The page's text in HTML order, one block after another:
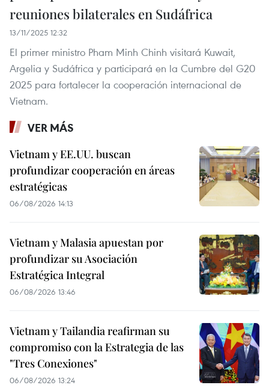
reuniones bilaterales en Sudáfrica
13/11/2025 12:32
El primer ministro Pham Minh Chinh visitará Kuwait,
Argelia y Sudáfrica y participará en la Cumbre del G20
2025 para fortalecer la cooperación internacional de
Vietnam.
VER MÁS
Vietnam y EE.UU. buscan
profundizar cooperación en áreas
estratégicas
06/08/2026 14:13
Vietnam y Malasia apuestan por
profundizar su Asociación
Estratégica Integral
06/08/2026 13:46
Vietnam y Tailandia reafirman su
compromiso con la Estrategia de las
"Tres Conexiones"
06/08/2026 13:24